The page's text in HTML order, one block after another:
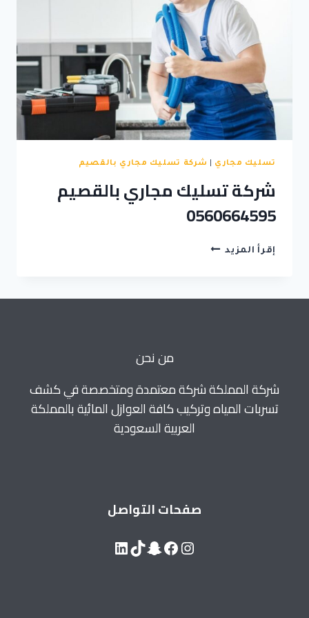
تسليك مجاري شركة تسليك مجاري بالقصيم
شركة تسليك مجاري بالقصيم
0560664595
إقرأ المزيد شركة
من نحن
شركة المملكة شركة معتمدة ومتخصصة في كشف
تسربات المياه وتركيب كافة العوازل المائية بالمملكة
العربية السعودية
صفحات التواصل
Instagram
Facebook
Snapchat
TikTok
LinkedIn